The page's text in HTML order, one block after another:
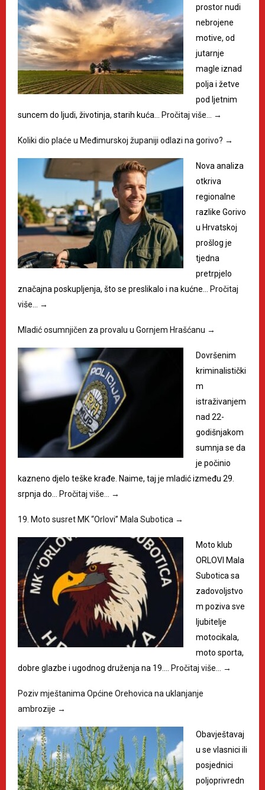
prostor nudi
nebrojene
motive, od
jutarnje
magle iznad
polja i žetve
pod ljetnim
suncem do ljudi, životinja, starih kuća…
Pročitaj više… →
Koliki dio plaće u Međimurskoj županiji odlazi na gorivo? →
Nova analiza
otkriva
regionalne
razlike Gorivo
u Hrvatskoj
prošlog je
tjedna
pretrpjelo
značajna poskupljenja, što se preslikalo i na kućne…
Pročitaj
više…
→
Mladić osumnjičen za provalu u Gornjem Hrašćanu →
Dovršenim
kriminalistički
m
istraživanjem
nad 22-
godišnjakom
sumnja se da
je počinio
kazneno djelo teške krađe. Naime, taj je mladić između 29.
srpnja do…
Pročitaj više… →
19. Moto susret MK “Orlovi” Mala Subotica →
Moto klub
ORLOVI Mala
Subotica sa
zadovoljstvo
m poziva sve
ljubitelje
motocikala,
moto sporta,
dobre glazbe i ugodnog druženja na 19.…
Pročitaj više… →
Poziv mještanima Općine Orehovica na uklanjanje
ambrozije →
Obavještavaj
u se vlasnici ili
posjednici
poljoprivredn